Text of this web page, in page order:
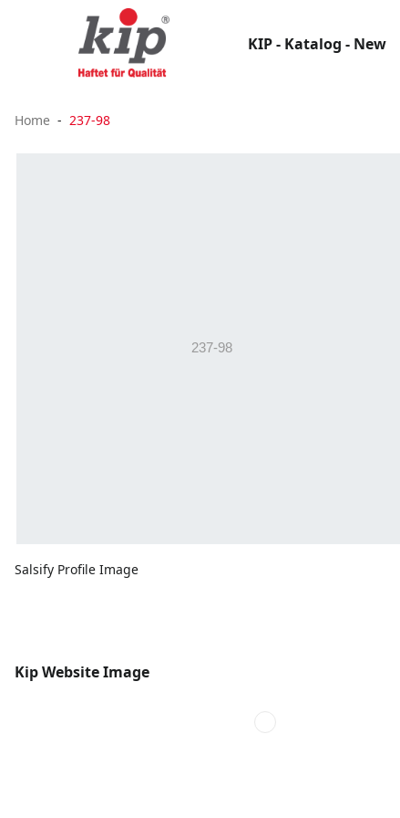
KIP - Katalog - New
Home 237-98
Salsify Profile Image
Kip Website Image